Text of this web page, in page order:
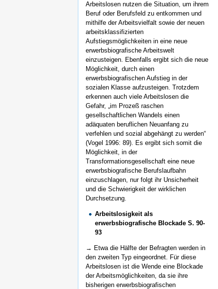
Arbeitslosen nutzen die Situation, um ihrem
Beruf oder Berufsfeld zu entkommen und
mithilfe der Arbeitsvielfalt sowie der neuen
arbeitsklassifizierten
Aufstiegsmöglichkeiten in eine neue
erwerbsbiografische Arbeitswelt
einzusteigen. Ebenfalls ergibt sich die neue
Möglichkeit, durch einen
erwerbsbiografischen Aufstieg in der
sozialen Klasse aufzusteigen. Trotzdem
erkennen auch viele Arbeitslosen die
Gefahr, „im Prozeß raschen
gesellschaftlichen Wandels einen
adäquaten beruflichen Neuanfang zu
verfehlen und sozial abgehängt zu werden“
(Vogel 1996: 89). Es ergibt sich somit die
Möglichkeit, in der
Transformationsgesellschaft eine neue
erwerbsbiografische Berufslaufbahn
einzuschlagen, nur folgt ihr Unsicherheit
und die Schwierigkeit der wirklichen
Durchsetzung.
Arbeitslosigkeit als
erwerbsbiografische Blockade S. 90-
93
→ Etwa die Hälfte der Befragten werden in
den zweiten Typ eingeordnet. Für diese
Arbeitslosen ist die Wende eine Blockade
der Arbeitsmöglichkeiten, da sie ihre
bisherigen erwerbsbiografischen